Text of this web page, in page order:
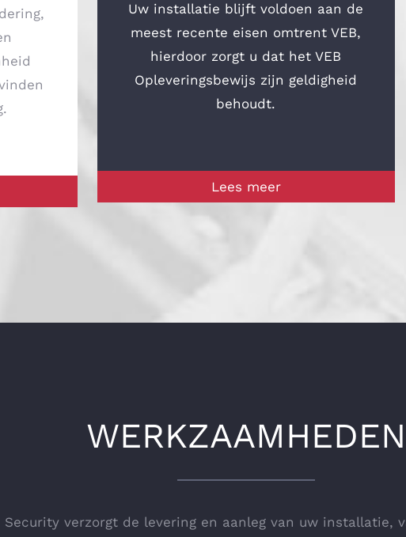
Uw installatie blijft voldoen aan de
meest recente eisen omtrent VEB,
hierdoor zorgt u dat het VEB
Opleveringsbewijs zijn geldigheid
behoudt.
Lees meer
WERKZAAMHEDEN
Security verzorgt de levering en aanleg van uw installatie,